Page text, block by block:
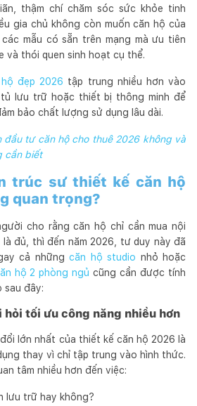
thậm chí chăm sóc sức khỏe tinh
gia chủ không còn muốn căn hộ của
mẫu có sẵn trên mạng mà ưu tiên
và thói quen sinh hoạt cụ thể.
đẹp 2026 tập trung nhiều hơn vào
lưu trữ hoặc thiết bị thông minh để
bảo chất lượng sử dụng lâu dài.
đầu tư căn hộ cho thuê 2026 không và
cần biết
trúc sư thiết kế căn hộ
quan trọng?
cho rằng căn hộ chỉ cần mua nội
đủ, thì đến năm 2026, tư duy này đã
cả nhữngcăn hộ studio nhỏ hoặc
hộ 2 phòng ngủ cũng cần được tính
sau đây:
hỏi tối ưu công năng nhiều hơn
lớn nhất của thiết kế căn hộ 2026 là
thay vì chỉ tập trung vào hình thức.
tâm nhiều hơn đến việc:
lưu trữ hay không?